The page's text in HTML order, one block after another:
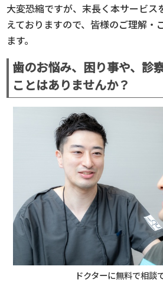
大変恐縮ですが、末長く本サービス
えておりますので、皆様のご理解・
ます。
歯のお悩み、困り事や、診
ことはありませんか？
ドクターに無料で相談